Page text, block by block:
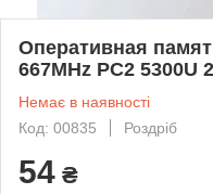
Оперативная
667MHz PC2 5300U
Немає в наявності
Код: 00835
Роздріб
54 ₴